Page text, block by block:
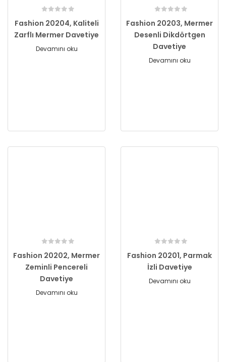
Fashion 20204, Kaliteli
Zarflı Mermer Davetiye
Devamını oku
Fashion 20203, Mermer
Desenli Dikdörtgen
Davetiye
Devamını oku
Fashion 20202, Mermer
Zeminli Pencereli
Davetiye
Devamını oku
Fashion 20201, Parmak
İzli Davetiye
Devamını oku